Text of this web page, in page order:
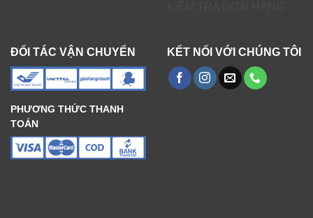
ĐỐI TÁC VẬN CHUYỂN
PHƯƠNG THỨC THANH
TOÁN
KẾT NỐI VỚI CHÚNG TÔI